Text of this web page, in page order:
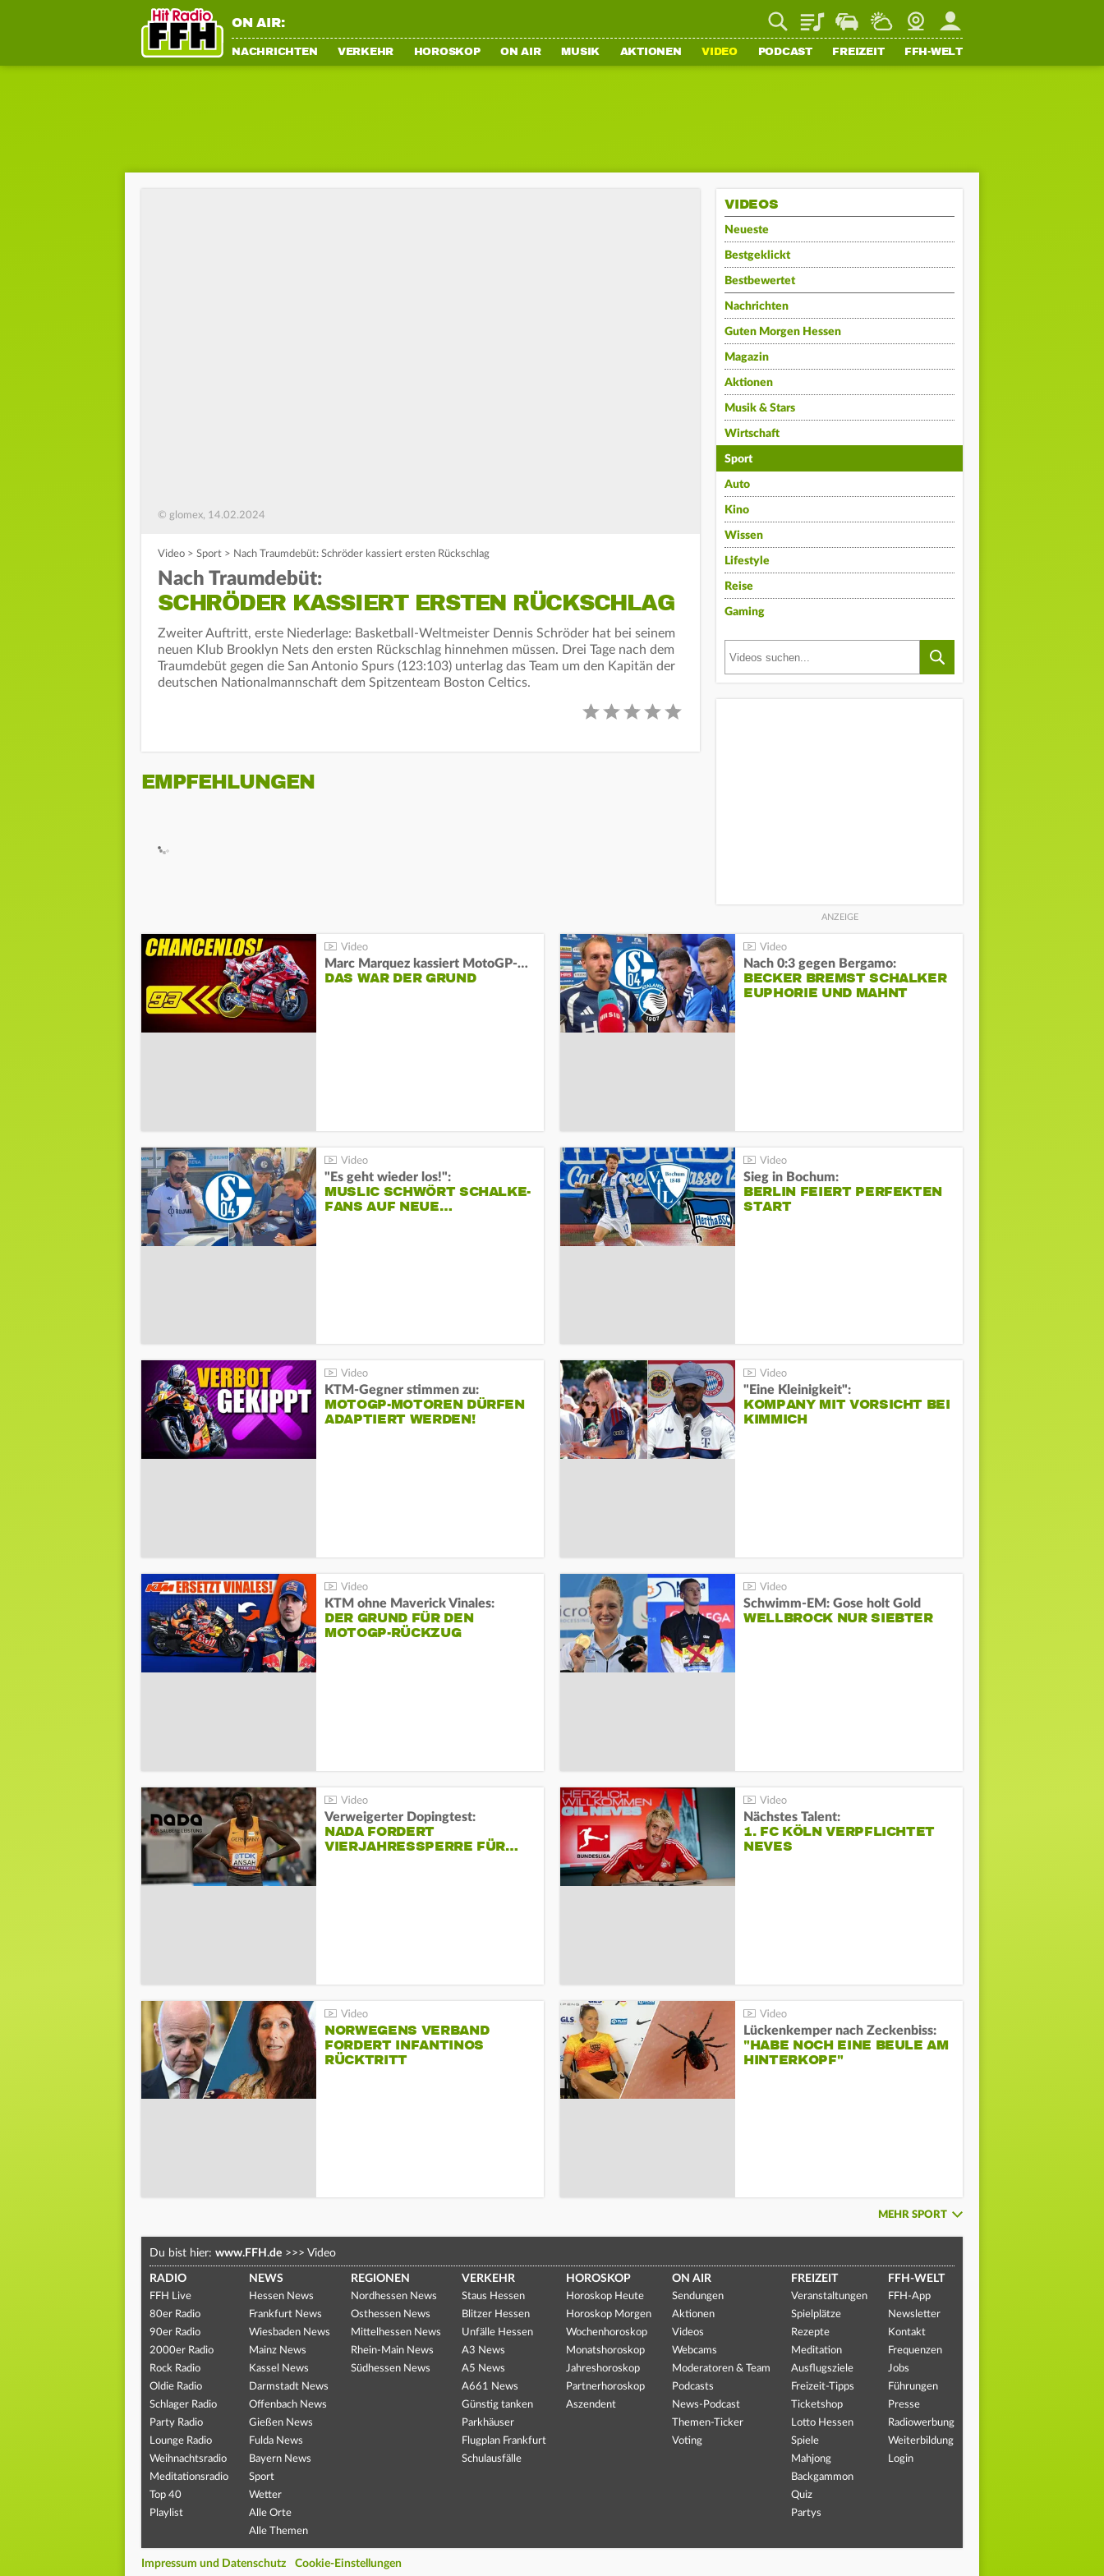
ON AIR: PlaylistStaupilotWetterWebcamMein FFH
NACHRICHTEN VERKEHR HOROSKOP ON AIR MUSIK AKTIONEN VIDEO PODCAST FREIZEIT FFH-WELT
© glomex, 14.02.2024
Video > Sport > Nach Traumdebüt: Schröder kassiert ersten Rückschlag
Nach Traumdebüt:
SCHRÖDER KASSIERT ERSTEN RÜCKSCHLAG
Zweiter Auftritt, erste Niederlage: Basketball-Weltmeister Dennis Schröder hat bei seinem
neuen Klub Brooklyn Nets den ersten Rückschlag hinnehmen müssen. Drei Tage nach dem
Traumdebüt gegen die San Antonio Spurs (123:103) unterlag das Team um den Kapitän der
deutschen Nationalmannschaft dem Spitzenteam Boston Celtics.
EMPFEHLUNGEN
VIDEOS
Neueste
Bestgeklickt
Bestbewertet
Nachrichten
Guten Morgen Hessen
Magazin
Aktionen
Musik & Stars
Wirtschaft
Sport
Auto
Kino
Wissen
Lifestyle
Reise
Gaming
Marc Marquez kassiert MotoGP-Sprint-Schlappe:
DAS WAR DER GRUND
Nach 0:3 gegen Bergamo:
BECKER BREMST SCHALKER
EUPHORIE UND MAHNT
"Es geht wieder los!":
MUSLIC SCHWÖRT SCHALKE-
FANS AUF NEUE…
Sieg in Bochum:
BERLIN FEIERT PERFEKTEN
START
KTM-Gegner stimmen zu:
MOTOGP-MOTOREN DÜRFEN
ADAPTIERT WERDEN!
"Eine Kleinigkeit":
KOMPANY MIT VORSICHT BEI
KIMMICH
KTM ohne Maverick Vinales:
DER GRUND FÜR DEN
MOTOGP-RÜCKZUG
Schwimm-EM: Gose holt Gold
WELLBROCK NUR SIEBTER
Verweigerter Dopingtest:
NADA FORDERT
VIERJAHRESSPERRE FÜR…
Nächstes Talent:
1. FC KÖLN VERPFLICHTET
NEVES
NORWEGENS VERBAND
FORDERT INFANTINOS
RÜCKTRITT
Lückenkemper nach Zeckenbiss:
"HABE NOCH EINE BEULE AM
HINTERKOPF"
MEHR SPORT
Du bist hier: www.FFH.de >>> Video
RADIO
FFH Live
80er Radio
90er Radio
2000er Radio
Rock Radio
Oldie Radio
Schlager Radio
Party Radio
Lounge Radio
Weihnachtsradio
Meditationsradio
Top 40
Playlist
NEWS
Hessen News
Frankfurt News
Wiesbaden News
Mainz News
Kassel News
Darmstadt News
Offenbach News
Gießen News
Fulda News
Bayern News
Sport
Wetter
Alle Orte
Alle Themen
REGIONEN
Nordhessen News
Osthessen News
Mittelhessen News
Rhein-Main News
Südhessen News
VERKEHR
Staus Hessen
Blitzer Hessen
Unfälle Hessen
A3 News
A5 News
A661 News
Günstig tanken
Parkhäuser
Flugplan Frankfurt
Schulausfälle
HOROSKOP
Horoskop Heute
Horoskop Morgen
Wochenhoroskop
Monatshoroskop
Jahreshoroskop
Partnerhoroskop
Aszendent
ON AIR
Sendungen
Aktionen
Videos
Webcams
Moderatoren & Team
Podcasts
News-Podcast
Themen-Ticker
Voting
FREIZEIT
Veranstaltungen
Spielplätze
Rezepte
Meditation
Ausflugsziele
Freizeit-Tipps
Ticketshop
Lotto Hessen
Spiele
Mahjong
Backgammon
Quiz
Partys
FFH-WELT
FFH-App
Newsletter
Kontakt
Frequenzen
Jobs
Führungen
Presse
Radiowerbung
Weiterbildung
Login
Impressum und Datenschutz Cookie-Einstellungen